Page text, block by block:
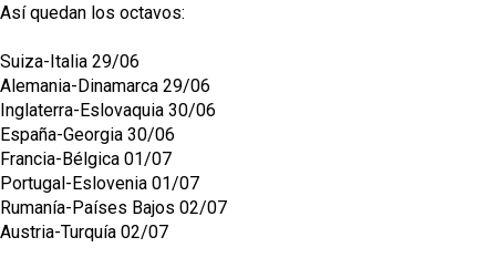
Femenino
Así quedan los octavos:
Suiza-Italia 29/06
Alemania-Dinamarca 29/06
Inglaterra-Eslovaquia 30/06
España-Georgia 30/06
Francia-Bélgica 01/07
Portugal-Eslovenia 01/07
Rumanía-Países Bajos 02/07
Austria-Turquía 02/07